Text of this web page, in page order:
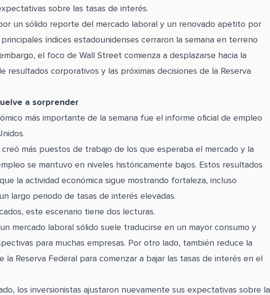
sobre las tasas de interés.
un sólido reporte del mercado laboral y un renovado apetito por
índices estadounidenses cerraron la semana en terreno
el foco de Wall Street comienza a desplazarse hacia la
resultados corporativos y las próximas decisiones de la Reserva
a sorprender
más importante de la semana fue el informe oficial de empleo
creó más puestos de trabajo de los que esperaba el mercado y la
se mantuvo en niveles históricamente bajos. Estos resultados
la actividad económica sigue mostrando fortaleza, incluso
largo periodo de tasas de interés elevadas.
este escenario tiene dos lecturas.
mercado laboral sólido suele traducirse en un mayor consumo y
para muchas empresas. Por otro lado, también reduce la
la Reserva Federal para comenzar a bajar las tasas de interés en el
los inversionistas ajustaron nuevamente sus expectativas sobre la